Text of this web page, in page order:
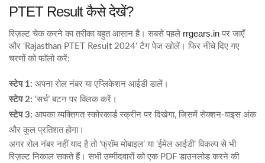
PTET Result कैसे देखें?
रिज़ल्ट चेक करने का तरीका बहुत आसान है। सबसे पहले rrgears.in पर जाएँ
और ‘Rajasthan PTET Result 2024’ टैग पेज खोलें। फिर नीचे दिए गए
चरणों को फॉलो करें:
स्टेप 1: अपना रोल नंबर या एप्लिकेशन आईडी डालें।
स्टेप 2: ‘सर्च’ बटन पर क्लिक करें।
स्टेप 3: आपका व्यक्तिगत स्कोरकार्ड स्क्रीन पर दिखेगा, जिसमें सेक्शन‑वाइस अंक
और कुल प्रतिशत होगा।
अगर रोल नंबर नहीं याद है तो ‘फ्रॉम मोबाइल’ या ‘ईमेल आईडी’ विकल्प से भी
रिज़ल्ट निकाल सकते हैं। सभी उम्मीदवारों को एक PDF डाउनलोड करने की